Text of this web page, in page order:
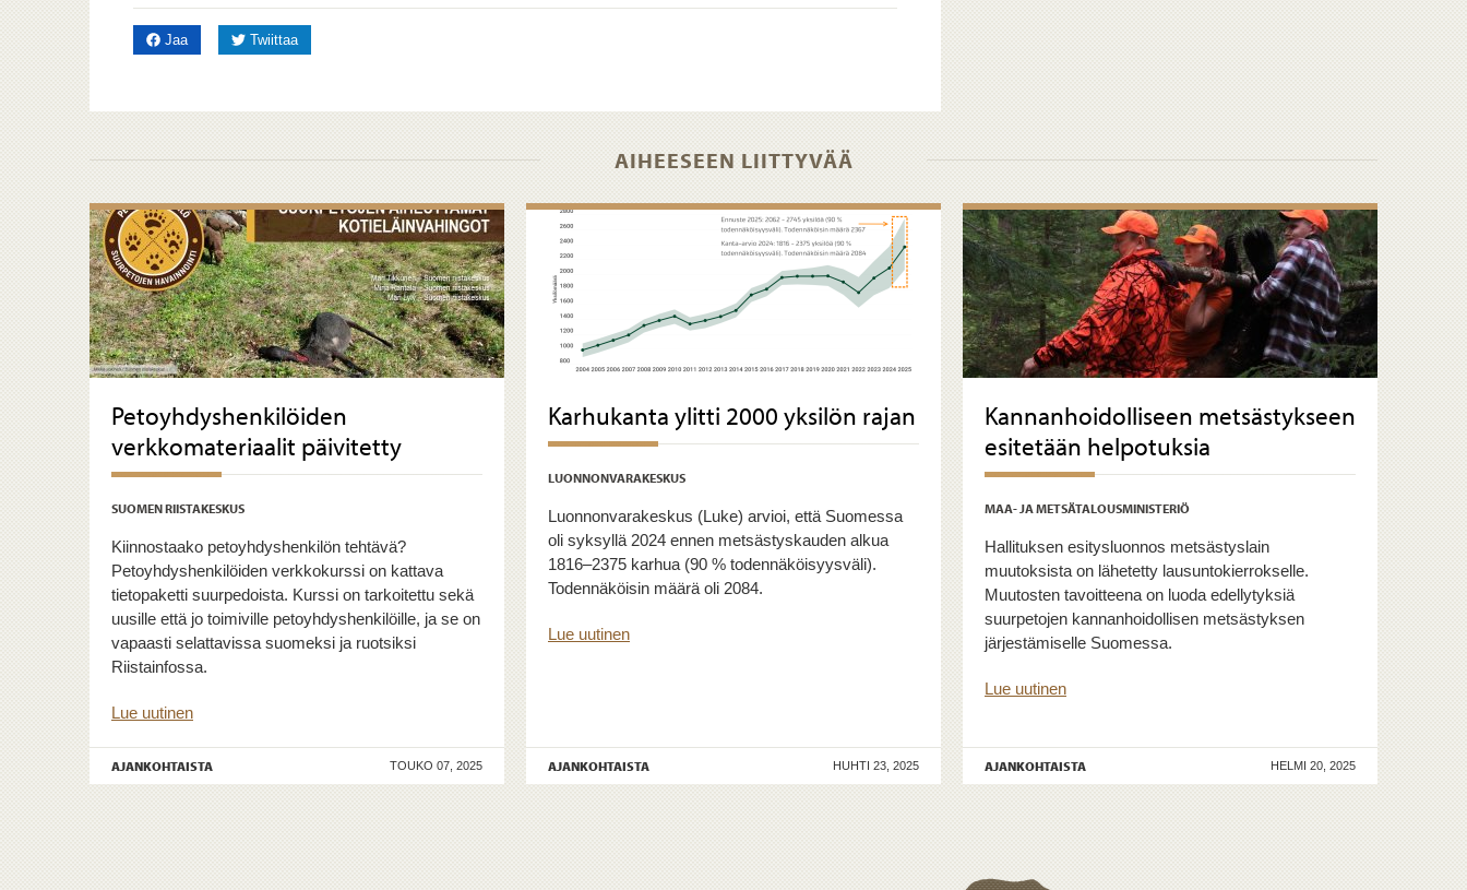
JaaFacebookissaTwiittaaTwitterissä
AIHEESEEN LIITTYVÄÄ
Petoyhdyshenkilöiden
verkkomateriaalit päivitetty
SUOMEN RIISTAKESKUS
Kiinnostaako petoyhdyshenkilön tehtävä?
Petoyhdyshenkilöiden verkkokurssi on kattava
tietopaketti suurpedoista. Kurssi on tarkoitettu sekä
uusille että jo toimiville petoyhdyshenkilöille, ja se on
vapaasti selattavissa suomeksi ja ruotsiksi
Riistainfossa.
Lue uutinen
AJANKOHTAISTA TOUKO 07, 2025
Karhukanta ylitti 2000 yksilön rajan
LUONNONVARAKESKUS
Luonnonvarakeskus (Luke) arvioi, että Suomessa
oli syksyllä 2024 ennen metsästyskauden alkua
1816–2375 karhua (90 % todennäköisyysväli).
Todennäköisin määrä oli 2084.
Lue uutinen
AJANKOHTAISTA HUHTI 23, 2025
Kannanhoidolliseen metsästykseen
esitetään helpotuksia
MAA- JA METSÄTALOUSMINISTERIÖ
Hallituksen esitysluonnos metsästyslain
muutoksista on lähetetty lausuntokierrokselle.
Muutosten tavoitteena on luoda edellytyksiä
suurpetojen kannanhoidollisen metsästyksen
järjestämiselle Suomessa.
Lue uutinen
AJANKOHTAISTA HELMI 20, 2025